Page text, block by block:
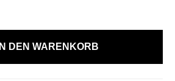
IN DEN WARENKORB